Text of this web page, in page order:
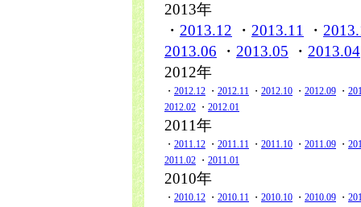
2013年
・ 2013.12 ・ 2013.11 ・
2013.06 ・ 2013.05 ・ 2013.04
2012年
・ 2012.12 ・ 2012.11 ・ 2012.10 ・ 2012.09 ・
2012.02 ・ 2012.01
2011年
・ 2011.12 ・ 2011.11 ・ 2011.10 ・ 2011.09 ・
2011.02 ・ 2011.01
2010年
・ 2010.12 ・ 2010.11 ・ 2010.10 ・ 2010.09 ・